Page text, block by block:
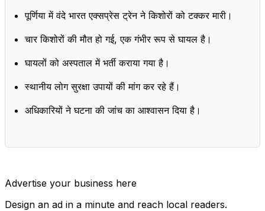
पूर्णिया में वंदे भारत एक्सप्रेस ट्रेन ने किशोरों को टक्कर मारी।
चार किशोरों की मौत हो गई, एक गंभीर रूप से घायल है।
घायलों को अस्पताल में भर्ती कराया गया है।
स्थानीय लोग सुरक्षा उपायों की मांग कर रहे हैं।
अधिकारियों ने घटना की जांच का आश्वासन दिया है।
Advertise your business here
Design an ad in a minute and reach local readers.